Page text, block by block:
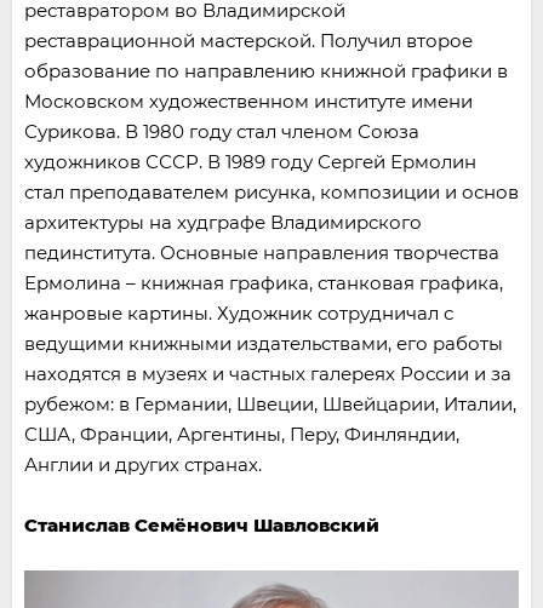
реставратором во Владимирской
реставрационной мастерской. Получил второе
образование по направлению книжной графики в
Московском художественном институте имени
Сурикова. В 1980 году стал членом Союза
художников СССР. В 1989 году Сергей Ермолин
стал преподавателем рисунка, композиции и основ
архитектуры на худграфе Владимирского
пединститута. Основные направления творчества
Ермолина – книжная графика, станковая графика,
жанровые картины. Художник сотрудничал с
ведущими книжными издательствами, его работы
находятся в музеях и частных галереях России и за
рубежом: в Германии, Швеции, Швейцарии, Италии,
США, Франции, Аргентины, Перу, Финляндии,
Англии и других странах.
Станислав Семёнович Шавловский